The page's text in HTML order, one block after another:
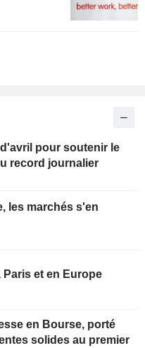
pour soutenir le
record journalier
les marchés s'en
Paris et en Europe
en Bourse, porté
solides au premier